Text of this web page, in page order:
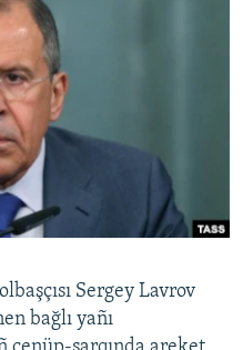
Sergey Lavrov
bağlı yañı